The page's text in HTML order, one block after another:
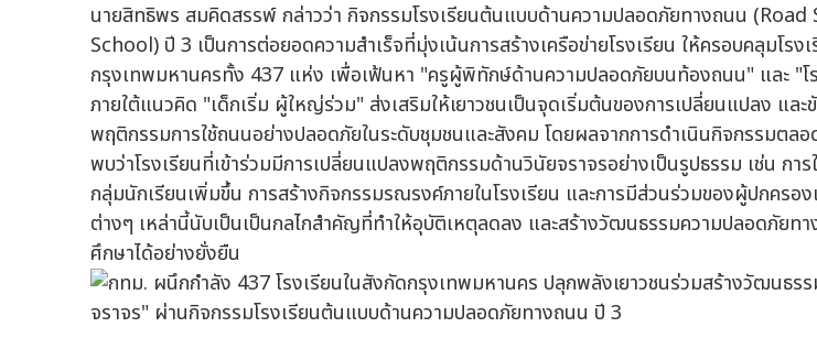
นายสิทธิพร สมคิดสรรพ์ กล่าวว่า กิจกรรมโรงเรียนต้นแบบด้านความปลอดภัยทางถนน
School) ปี 3 เป็นการต่อยอดความสำเร็จที่มุ่งเน้นการสร้างเครือข่ายโรงเรียน ให้ครอบคลุมโรง
กรุงเทพมหานครทั้ง 437 แห่ง เพื่อเฟ้นหา "ครูผู้พิทักษ์ด้านความปลอดภัยบนท้องถนน" และ "โ
ภายใต้แนวคิด "เด็กเริ่ม ผู้ใหญ่ร่วม" ส่งเสริมให้เยาวชนเป็นจุดเริ่มต้นของการเปลี่ยนแปลง และ
พฤติกรรมการใช้ถนนอย่างปลอดภัยในระดับชุมชนและสังคม โดยผลจากการดำเนินกิจกรรมตล
พบว่าโรงเรียนที่เข้าร่วมมีการเปลี่ยนแปลงพฤติกรรมด้านวินัยจราจรอย่างเป็นรูปธรรม เช่น กา
กลุ่มนักเรียนเพิ่มขึ้น การสร้างกิจกรรมรณรงค์ภายในโรงเรียน และการมีส่วนร่วมของผู้ปกครอ
ต่างๆ เหล่านี้นับเป็นเป็นกลไกสำคัญที่ทำให้อุบัติเหตุลดลง และสร้างวัฒนธรรมความปลอดภัยทา
ศึกษาได้อย่างยั่งยืน